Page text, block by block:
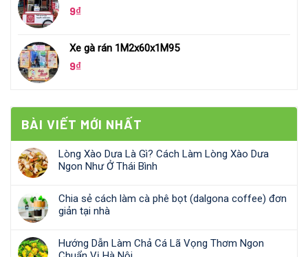
9₫
Xe gà rán 1M2x60x1M95
9₫
BÀI VIẾT MỚI NHẤT
Lòng Xào Dưa Là Gì? Cách Làm Lòng Xào Dưa
Ngon Như Ở Thái Bình
Chia sẻ cách làm cà phê bọt (dalgona coffee) đơn
giản tại nhà
Hướng Dẫn Làm Chả Cá Lã Vọng Thơm Ngon